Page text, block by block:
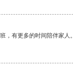
，有更多的时间陪伴家人。